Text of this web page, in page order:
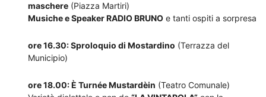
maschere (Piazza Martiri)
Musiche e Speaker RADIO BRUNO e tanti ospiti a sorpresa
ore 16.30: Sproloquio di Mostardino (Terrazza del
Municipio)
ore 18.00: È Turnée Mustardèin (Teatro Comunale)